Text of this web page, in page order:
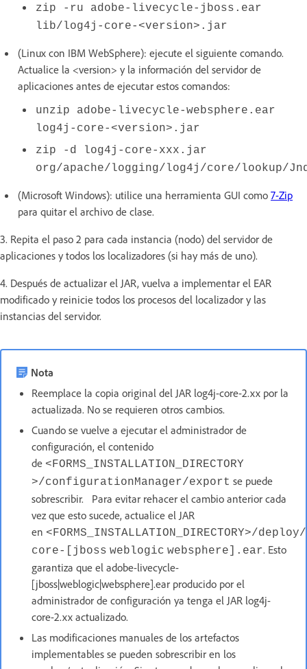
zip -ru adobe-livecycle-jboss.ear
lib/log4j-core-<version>.jar
(Linux con IBM WebSphere): ejecute el siguiente comando.
Actualice la <version> y la información del servidor de
aplicaciones antes de ejecutar estos comandos:
unzip adobe-livecycle-websphere.ear
log4j-core-<version>.jar
zip -d log4j-core-xxx.jar
org/apache/logging/log4j/core/lookup/
(Microsoft Windows): utilice una herramienta GUI como 7-Zip
para quitar el archivo de clase.
3. Repita el paso 2 para cada instancia (nodo) del servidor de
aplicaciones y todos los localizadores (si hay más de uno).
4. Después de actualizar el JAR, vuelva a implementar el EAR
modificado y reinicie todos los procesos del localizador y las
instancias del servidor.
Nota
Reemplace la copia original del JAR log4j-core-2.xx por la
actualizada. No se requieren otros cambios.
Cuando se vuelve a ejecutar el administrador de
configuración, el contenido
de <FORMS_INSTALLATION_DIRECTORY
>/configurationManager/export se puede
sobrescribir. Para evitar rehacer el cambio anterior cada
vez que esto sucede, actualice el JAR
en <FORMS_INSTALLATION_DIRECTORY>/
core-[jboss weblogic websphere].ear. Esto
garantiza que el adobe-livecycle-
[jboss|weblogic|websphere].ear producido por el
administrador de configuración ya tenga el JAR log4j-
core-2.xx actualizado.
Las modificaciones manuales de los artefactos
implementables se pueden sobrescribir en los